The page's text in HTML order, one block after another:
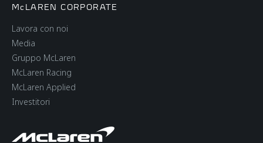
McLAREN CORPORATE
Lavora con noi
Media
Gruppo McLaren
McLaren Racing
McLaren Applied
Investitori